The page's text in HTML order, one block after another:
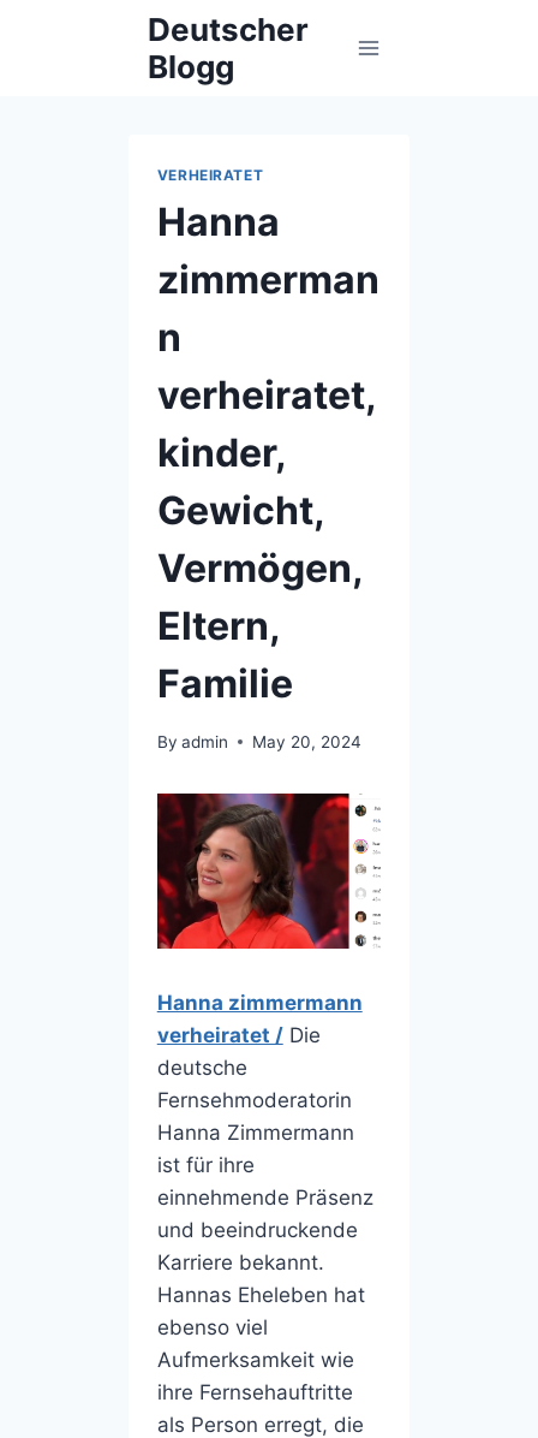
Deutscher
Blogg
VERHEIRATET
Hanna
zimmerman
n
verheiratet,
kinder,
Gewicht,
Vermögen,
Eltern,
Familie
By admin May 20, 2024
Hanna zimmermann
verheiratet /Die
deutsche
Fernsehmoderatorin
Hanna Zimmermann
ist für ihre
einnehmende Präsenz
und beeindruckende
Karriere bekannt.
Hannas Eheleben hat
ebenso viel
Aufmerksamkeit wie
ihre Fernsehauftritte
als Person erregt, die